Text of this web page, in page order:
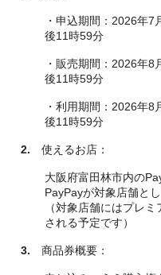
・申込期間：2026年
後11時59分
・販売期間：2026年
後11時59分
・利用期間：2026年
後11時59分
2. 使えるお店：
大阪府富田林市内の
PayPayが対象店舗と
（対象店舗にはプレ
される予定です）
3. 商品券概要：